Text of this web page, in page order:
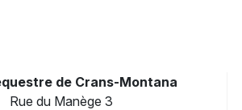
de Crans-Montana
Rue du Manège 3